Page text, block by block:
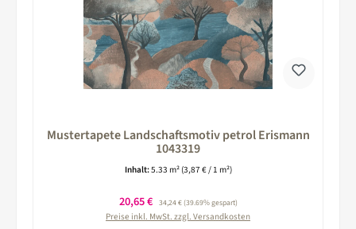
Mustertapete Landschaftsmotiv petrol Erismann
1043319
Inhalt:5.33 m² (3,87 € / 1 m²)
Verkaufspreis:
20,65 € Regulärer Preis:
34,24 €(39.69% gespart)
Preise inkl. MwSt. zzgl. Versandkosten